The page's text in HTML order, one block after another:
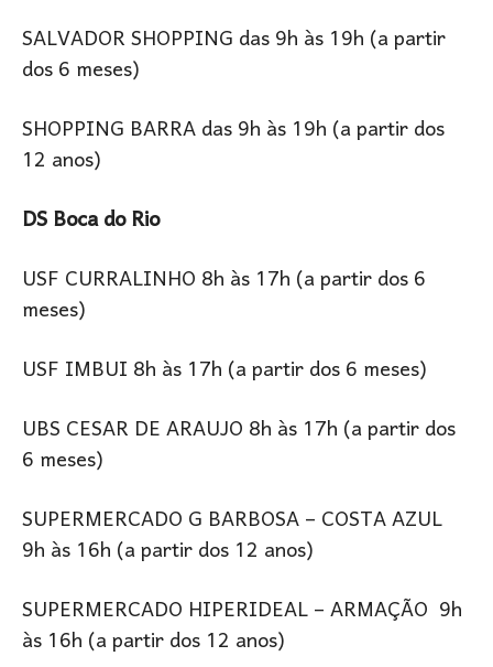
SALVADOR SHOPPING das 9h às 19h (a partir
dos 6 meses)
SHOPPING BARRA das 9h às 19h (a partir dos
12 anos)
DS Boca do Rio
USF CURRALINHO 8h às 17h (a partir dos 6
meses)
USF IMBUI 8h às 17h (a partir dos 6 meses)
UBS CESAR DE ARAUJO 8h às 17h (a partir dos
6 meses)
SUPERMERCADO G BARBOSA – COSTA AZUL
9h às 16h (a partir dos 12 anos)
SUPERMERCADO HIPERIDEAL – ARMAÇÃO 9h
às 16h (a partir dos 12 anos)